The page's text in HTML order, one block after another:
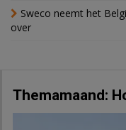
Sweco neemt het
over
Themamaand: